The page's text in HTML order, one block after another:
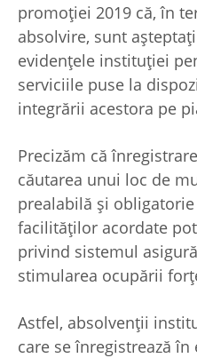
promoţiei 2019 că, în
absolvire, sunt
evidenţele instituţiei
serviciile puse la
integrării acestora pe
Precizăm că
căutarea unui loc de
prealabilă și
facilităților acordate
privind sistemul
stimularea ocupării
Astfel, absolvenţii
care se înregistrează